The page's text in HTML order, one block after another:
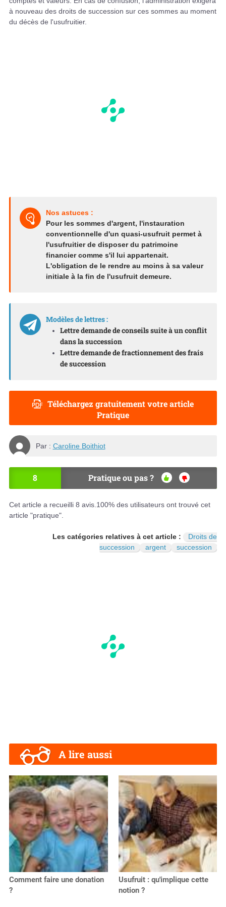
à nouveau des droits de succession sur ces sommes au moment
du décès de l'usufruitier.
Nos astuces :
Pour les sommes d'argent, l'instauration
conventionnelle d'un quasi-usufruit permet à
l'usufruitier de disposer du patrimoine
financier comme s'il lui appartenait.
L'obligation de le rendre au moins à sa valeur
initiale à la fin de l'usufruit demeure.
Modèles de lettres :
Lettre demande de conseils suite à un conflit
dans la succession
Lettre demande de fractionnement des frais
de succession
Téléchargez gratuitement votre article
Pratique
Par : Caroline Boithiot
8 Pratique ou pas ?
OU
NO
N
Cet article a recueilli 8 avis. 100% des utilisateurs ont trouvé cet
article "pratique".
Les catégories relatives à cet article :
Droits de
succession
argent succession
A lire aussi
Comment faire une donation
?
Usufruit : qu'implique cette
notion ?